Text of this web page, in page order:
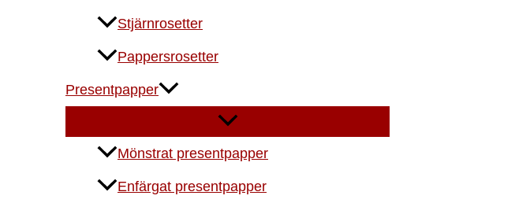
Stjärnrosetter
Pappersrosetter
Presentpapper
Mönstrat presentpapper
Enfärgat presentpapper